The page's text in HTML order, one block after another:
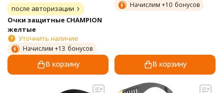
после авторизации
Очки защитные CHAMPION
желтые
Уточнить наличие
Начислим +13 бонусов
В корзину
Начислим +10 бонусов
В корзину